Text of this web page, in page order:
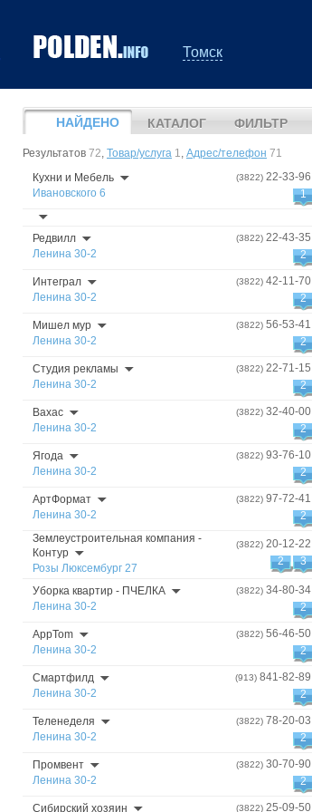
Томск
НАЙДЕНО КАТАЛОГ ФИЛЬТР
Результатов 72, Товар/услуга 1, Адрес/телефон 71
Кухни и Мебель
Ивановского 6
(3822) 22-33-96
1
Редвилл
Ленина 30-2
(3822) 22-43-35
2
Интеграл
Ленина 30-2
(3822) 42-11-70
2
Мишел мур
Ленина 30-2
(3822) 56-53-41
2
Студия рекламы
Ленина 30-2
(3822) 22-71-15
2
Baxac
Ленина 30-2
(3822) 32-40-00
2
Ягода
Ленина 30-2
(3822) 93-76-10
2
АртФормат
Ленина 30-2
(3822) 97-72-41
2
Землеустроительная компания -
Контур
Розы Люксембург 27
(3822) 20-12-22
3
2
Уборка квартир - ПЧЕЛКА
Ленина 30-2
(3822) 34-80-34
2
AppTom
Ленина 30-2
(3822) 56-46-50
2
Смартфилд
Ленина 30-2
(913) 841-82-89
2
Теленеделя
Ленина 30-2
(3822) 78-20-03
2
Промвент
Ленина 30-2
(3822) 30-70-90
2
Сибирский хозяин (3822) 25-09-50